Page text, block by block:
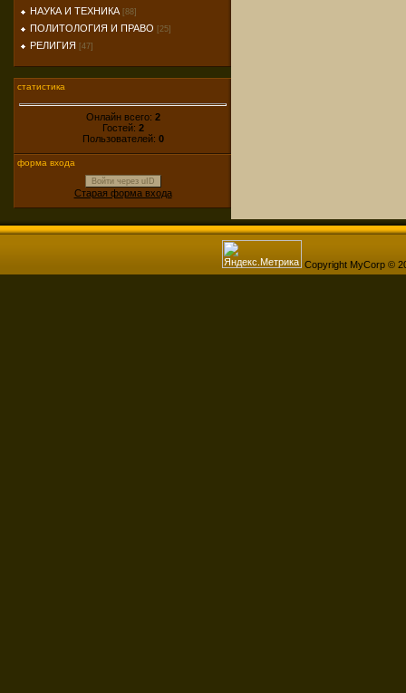
НАУКА И ТЕХНИКА [88]
ПОЛИТОЛОГИЯ И ПРАВО [25]
РЕЛИГИЯ [47]
статистика
Онлайн всего: 2
Гостей: 2
Пользователей: 0
форма входа
Войти через uID
Старая форма входа
Copyright MyCorp ©